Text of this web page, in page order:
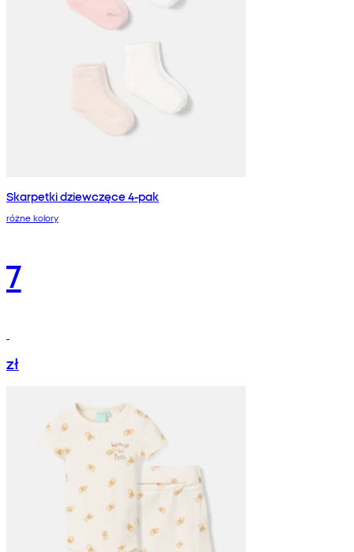
Skarpetki dziewczęce 4-pak
różne kolory
7
zł